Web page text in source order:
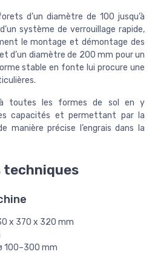
d’un diamètre de 100 jusqu’à
système de verrouillage rapide,
le montage et démontage des
d’un diamètre de 200 mm pour un
stable en fonte lui procure une
à toutes les formes de sol en y
capacités et permettant par la
manière précise l’engrais dans la
x 370 x 320 mm
100–300 mm